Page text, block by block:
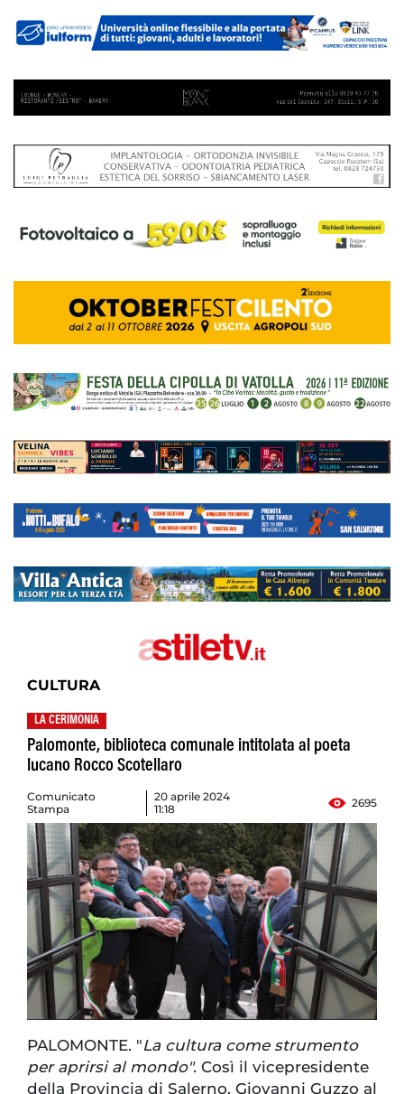
CULTURA
LA CERIMONIA
Palomonte, biblioteca comunale intitolata al poeta
lucano Rocco Scotellaro
Comunicato
Stampa
20 aprile 2024
11:18
2695
PALOMONTE. "La cultura come strumento
per aprirsi al mondo". Così il vicepresidente
della Provincia di Salerno, Giovanni Guzzo al